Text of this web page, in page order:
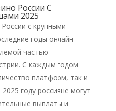
России С
2025
с крупными
годы онлайн
частью
С каждым годом
платформ, так и
году россияне могут
выплаты и